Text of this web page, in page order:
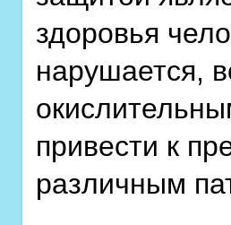
здоровья
нарушается,
привести к
различным